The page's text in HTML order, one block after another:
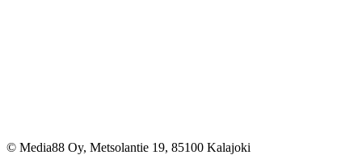
© Media88 Oy, Metsolantie 19, 85100 Kalajoki